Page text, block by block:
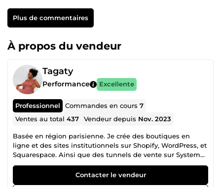
Plus de commentaires
À propos du vendeur
Tagaty
Performance Excellente
Professionnel Commandes en cours7
Ventes au total437 Vendeur depuis Nov. 2023
Basée en région parisienne. Je crée des boutiques en
ligne et des sites institutionnels sur Shopify, WordPress, et
Squarespace. Ainsi que des tunnels de vente sur Systeme
io et Stan store. Et je vous aide à booster votre visibilité sur
Google dans les résultats de recherche grâce à Google Ads
Search et Shopping. Je créé également vos campagnes de
Contacter le vendeur